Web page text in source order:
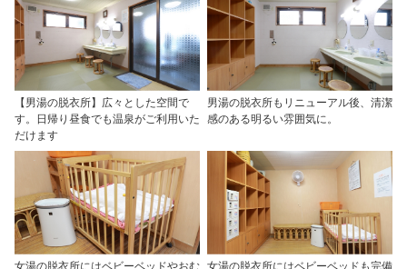
【男湯の脱衣所】広々とした空間で
す。日帰り昼食でも温泉がご利用いた
だけます
男湯の脱衣所もリニューアル後、清潔
感のある明るい雰囲気に。